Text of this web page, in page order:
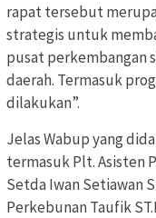
rapat tersebut
strategis untuk
pusat perkembangan
daerah. Termasuk
dilakukan”.
Jelas Wabup yang
termasuk Plt. Asisten
Setda Iwan Setiawan
Perkebunan Taufik